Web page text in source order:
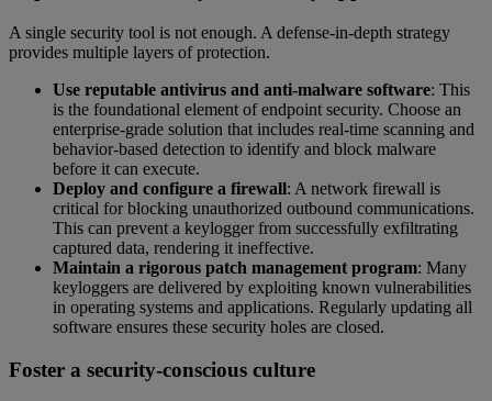
A single security tool is not enough. A defense-in-depth strategy
provides multiple layers of protection.
Use reputable antivirus and anti-malware software: This
is the foundational element of endpoint security. Choose an
enterprise-grade solution that includes real-time scanning and
behavior-based detection to identify and block malware
before it can execute.
Deploy and configure a firewall: A network firewall is
critical for blocking unauthorized outbound communications.
This can prevent a keylogger from successfully exfiltrating
captured data, rendering it ineffective.
Maintain a rigorous patch management program: Many
keyloggers are delivered by exploiting known vulnerabilities
in operating systems and applications. Regularly updating all
software ensures these security holes are closed.
Foster a security-conscious culture